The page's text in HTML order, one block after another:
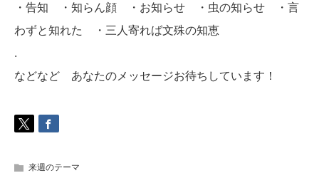
・告知 ・知らん顔 ・お知らせ ・虫の知らせ ・言
わずと知れた ・三人寄れば文殊の知恵
.
などなど あなたのメッセージお待ちしています！
来週のテーマ